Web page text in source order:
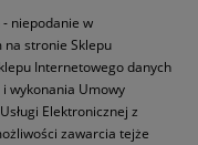
niepodanie w
na stronie Sklepu
Internetowego danych
wykonania Umowy
Elektronicznej z
zawarcia tejże